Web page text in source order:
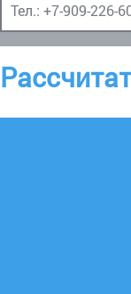
Тел.: +7-909-226-